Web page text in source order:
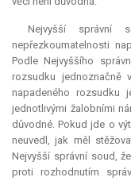
Nejvyšší správní
nepřezkoumatelnosti
Podle Nejvyššího
rozsudku jednoznačně
napadeného
jednotlivými žalobními
důvodné. Pokud jde o
neuvedl, jak měl
Nejvyšší správní soud,
proti rozhodnutím